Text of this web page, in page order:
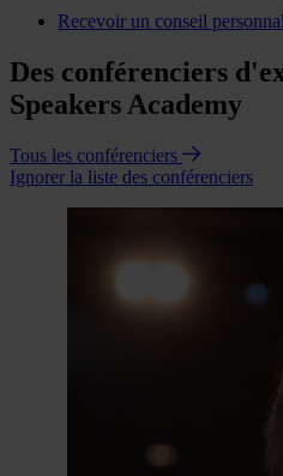
Recevoir un conseil
Des conférenciers
Speakers Academy
Tous les conférenciers
Ignorer la liste des conférenciers